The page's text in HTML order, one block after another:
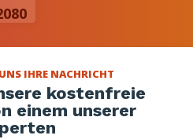
IHRE NACHRICHT
kostenfreie
einem unserer